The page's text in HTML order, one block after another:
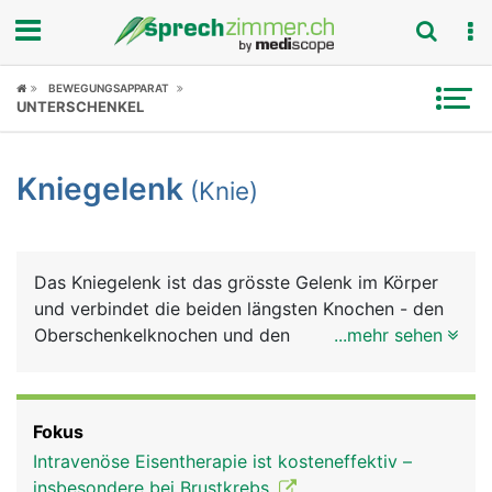
Fokus
Symptome
News
Rubriken
BEWEGUNGSAPPARAT
UNTERSCHENKEL
Kniegelenk (Knie)
Das Kniegelenk ist das grösste Gelenk im Körper
und verbindet die beiden längsten Knochen - den
Oberschenkelknochen und den
ist eine komplizierte Konstruktion aus Knochen,
Knorpel, Bändern und Sehnen. Genau betrachtet ist
...mehr sehen
Fokus
Intravenöse Eisentherapie ist kosteneffektiv –
insbesondere bei Brustkrebs